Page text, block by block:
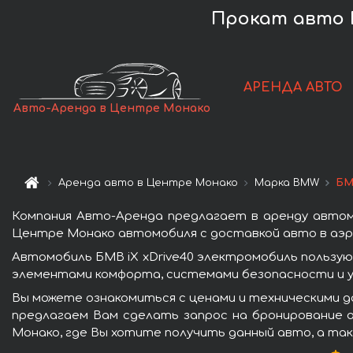
Прокат авто
Авто-Аренда в Центре Монако
АРЕНДА АВТО
Аренда авто в Центре Монако Марка BMW
Компания Авто-Аренда предлагает в аренду
Центре Монако автомобиля с доставкой авто в
Автомобиль БМВ iX xDrive40 электромобиль
элементами комфорта, системами безопасности и
Вы можете ознакомиться с ценами и
предлагаем Вам сделать запрос на
Монако, где Вы хотите получить данный авто, а